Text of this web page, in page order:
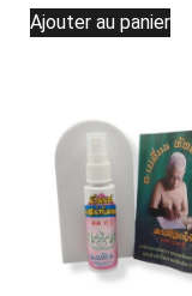
Ajouter au panier